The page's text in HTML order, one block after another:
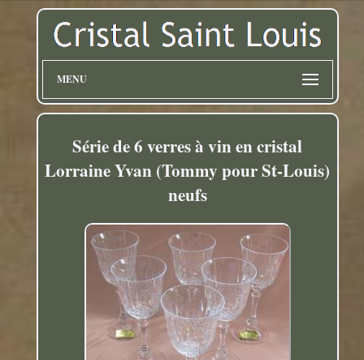
MENU
Série de 6 verres à vin en cristal
Lorraine Yvan (Tommy pour St-Louis)
neufs